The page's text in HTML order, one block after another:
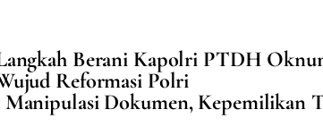
l
s
A
p
e
Berani Kapolri PTDH
Reformasi Polri
Manipulasi Dokumen, Kepemilikan